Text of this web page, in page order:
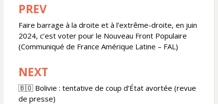
Navigation
de
l’article
PREV
Faire barrage à la droite et à l’extrême-droite, en juin
2024, c’est voter pour le Nouveau Front Populaire
(Communiqué de France Amérique Latine – FAL)
NEXT
🇧🇴 Bolivie : tentative de coup d’État avortée (revue
de presse)